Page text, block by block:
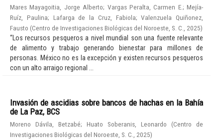
Mares Mayagoitia, Jorge Alberto; Vargas Peralta, Carmen E.; Mejía-
Ruíz, Paulina; Lafarga de la Cruz, Fabiola;Valenzuela Quiñonez,
Fausto (Centro de Investigaciones Biológicas del Noroeste, S. C. 2025)
“Los recursos pesqueros a nivel mundial son una fuente relevante
de alimento y trabajo generando bienestar para millones de
personas. México no es la excepción y existen recursos pesqueros
con un alto arraigo regional ...
Invasión de ascidias sobre bancos de hachas en la Bahía
de La Paz, BCS
Moreno Dávila, Betzabé; Huato Soberanis, Leonardo (Centro de
Investigaciones Biológicas del Noroeste, S. C.
2025)